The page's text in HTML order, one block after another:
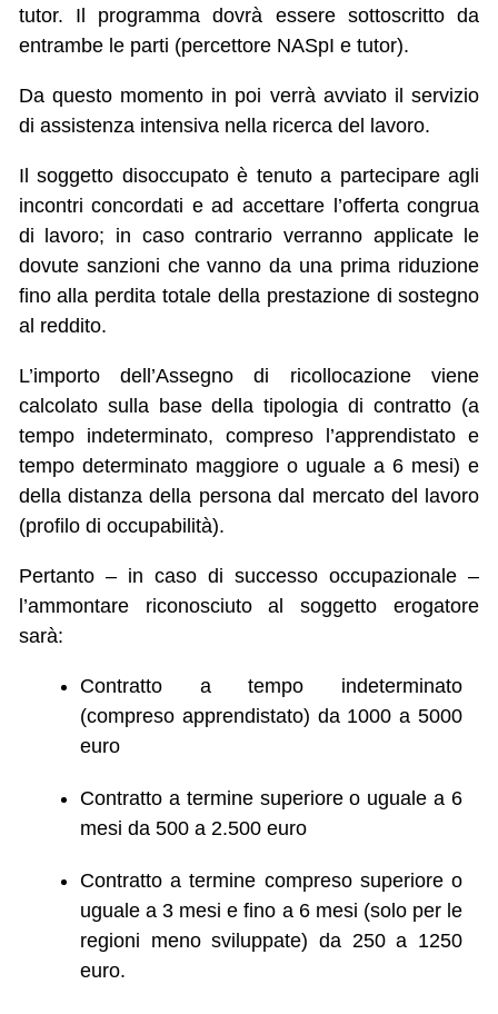
tutor. Il programma dovrà essere sottoscritto da
entrambe le parti (percettore NASpI e tutor).
Da questo momento in poi verrà avviato il servizio
di assistenza intensiva nella ricerca del lavoro.
Il soggetto disoccupato è tenuto a partecipare agli
incontri concordati e ad accettare l’offerta congrua
di lavoro; in caso contrario verranno applicate le
dovute sanzioni che vanno da una prima riduzione
fino alla perdita totale della prestazione di sostegno
al reddito.
L’importo dell’Assegno di ricollocazione viene
calcolato sulla base della tipologia di contratto (a
tempo indeterminato, compreso l’apprendistato e
tempo determinato maggiore o uguale a 6 mesi) e
della distanza della persona dal mercato del lavoro
(profilo di occupabilità).
Pertanto – in caso di successo occupazionale –
l’ammontare riconosciuto al soggetto erogatore
sarà:
Contratto a tempo indeterminato
(compreso apprendistato) da 1000 a 5000
euro
Contratto a termine superiore o uguale a 6
mesi da 500 a 2.500 euro
Contratto a termine compreso superiore o
uguale a 3 mesi e fino a 6 mesi (solo per le
regioni meno sviluppate) da 250 a 1250
euro.